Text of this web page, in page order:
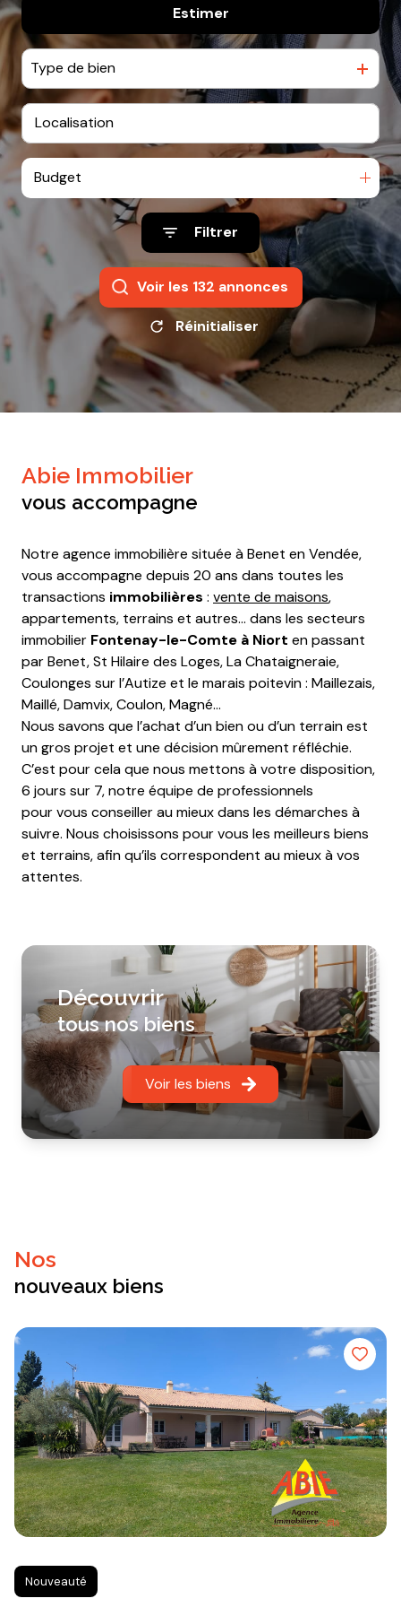
equipe
contact
Estimer
Type de bien
Budget
Filtrer
Voir les 132 annonces
Réinitialiser
découvrir
tous nos biens
Voir les biens
Abie Immobilier
vous accompagne
Notre agence immobilière située à Benet en Vendée,
vous accompagne depuis 20 ans dans toutes les
transactions immobilières : vente de maisons,
appartements, terrains et autres… dans les secteurs
immobilier Fontenay-le-Comte à Niort en passant
par Benet, St Hilaire des Loges, La Chataigneraie,
Coulonges sur l’Autize et le marais poitevin : Maillezais,
Maillé, Damvix, Coulon, Magné…
Nous savons que l’achat d’un bien ou d’un terrain est
un gros projet et une décision mûrement réfléchie.
C’est pour cela que nous mettons à votre disposition,
6 jours sur 7, notre équipe de professionnels
pour vous conseiller au mieux dans les démarches à
suivre. Nous choisissons pour vous les meilleurs biens
et terrains, afin qu’ils correspondent au mieux à vos
attentes.
nos
nouveaux biens
Nouveauté